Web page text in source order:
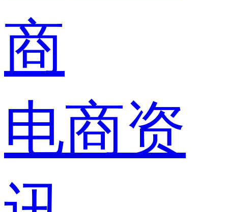
商
电商资